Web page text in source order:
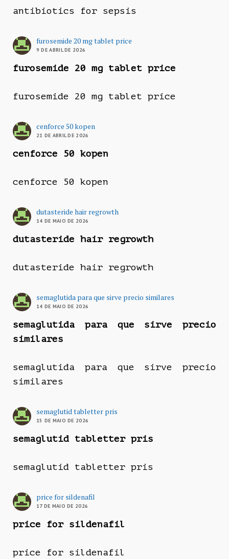
antibiotics for sepsis
furosemide 20 mg tablet price
9 DE ABRIL DE 2026
furosemide 20 mg tablet price
furosemide 20 mg tablet price
cenforce 50 kopen
21 DE ABRIL DE 2026
cenforce 50 kopen
cenforce 50 kopen
dutasteride hair regrowth
14 DE MAIO DE 2026
dutasteride hair regrowth
dutasteride hair regrowth
semaglutida para que sirve precio similares
14 DE MAIO DE 2026
semaglutida para que sirve precio
similares
semaglutida para que sirve precio
similares
semaglutid tabletter pris
15 DE MAIO DE 2026
semaglutid tabletter pris
semaglutid tabletter pris
price for sildenafil
17 DE MAIO DE 2026
price for sildenafil
price for sildenafil